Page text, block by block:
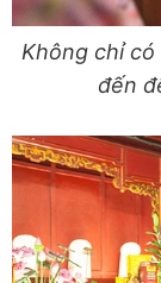
Không chỉ
đến